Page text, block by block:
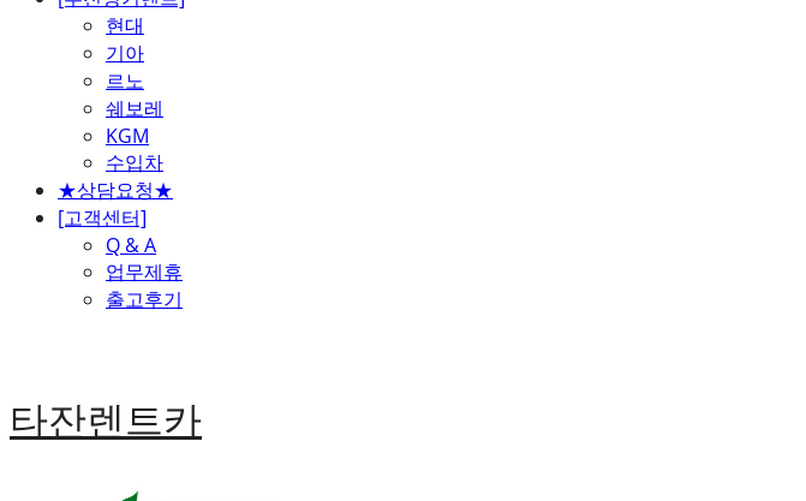
현대
기아
르노
쉐보레
KGM
수입차
★상담요청★
[고객센터]
Q & A
업무제휴
출고후기
타잔렌트카